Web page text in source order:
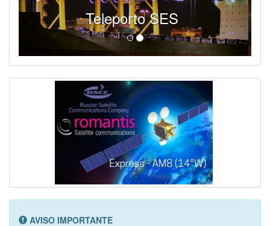
SES - Fornecendo Esportes Ao Vivo
AVISO IMPORTANTE